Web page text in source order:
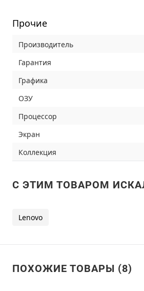
Прочие
Производитель
Гарантия
Графика
ОЗУ
Процессор
Экран
Коллекция
C ЭТИМ ТОВАРОМ
Lenovo
ПОХОЖИЕ ТОВАРЫ (8)